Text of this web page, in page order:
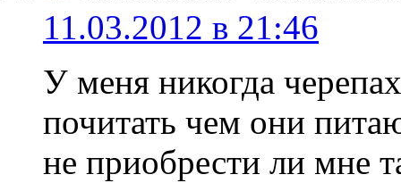
11.03.2012 в 21:46
У меня никогда
почитать чем они
не приобрести ли мне